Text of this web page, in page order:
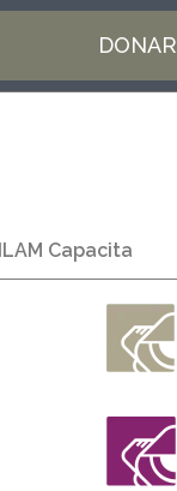
DONAR
ILAM Capacita